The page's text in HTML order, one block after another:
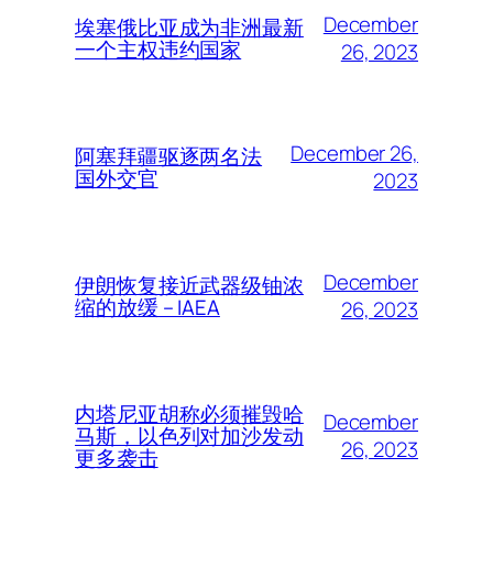
埃塞俄比亚成为非洲最新
一个主权违约国家
December
26, 2023
阿塞拜疆驱逐两名法
国外交官
December 26,
2023
伊朗恢复接近武器级铀浓
缩的放缓 – IAEA
December
26, 2023
内塔尼亚胡称必须摧毁哈
马斯，以色列对加沙发动
更多袭击
December
26, 2023